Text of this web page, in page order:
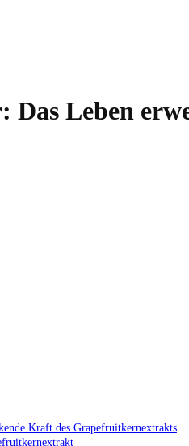
Das Leben
Kraft des Grapefruitkernextrakts